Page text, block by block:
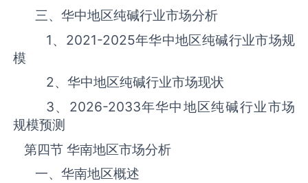
三、华中地区纯碱‌‌‌行业市场分析
1、 2021-2025年华中地区纯碱‌‌‌行业市场规
模
2、华中地区纯碱‌‌‌行业市场现状
3、 2026-2033年华中地区纯碱‌‌‌行业市场
规模预测
第四节 华南地区市场分析
一、华南地区概述